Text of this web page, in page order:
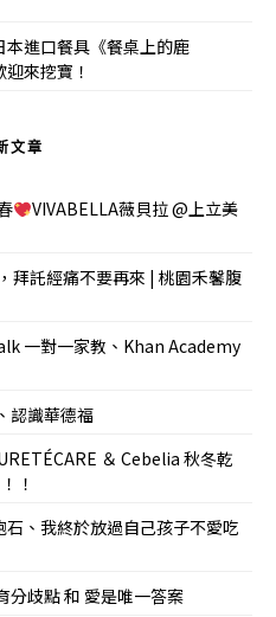
進口餐具《餐桌上的鹿
來挖寶！
文章
VIVABELLA薇貝拉 @上立美
拜託經痛不要再來 | 桃園禾馨腹
一對一家教、Khan Academy
認識華德福
＆ Cebelia 秋冬乾
！
、我終於放過自己孩子不愛吃
分歧點 和 愛是唯一答案